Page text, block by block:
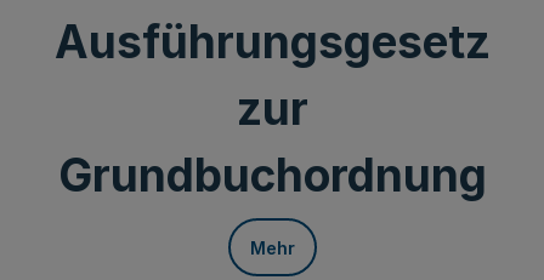
Ausführungsgesetz
zur
Grundbuchordnung
Mehr